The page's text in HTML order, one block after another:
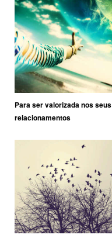
Para ser valorizada nos seus
relacionamentos